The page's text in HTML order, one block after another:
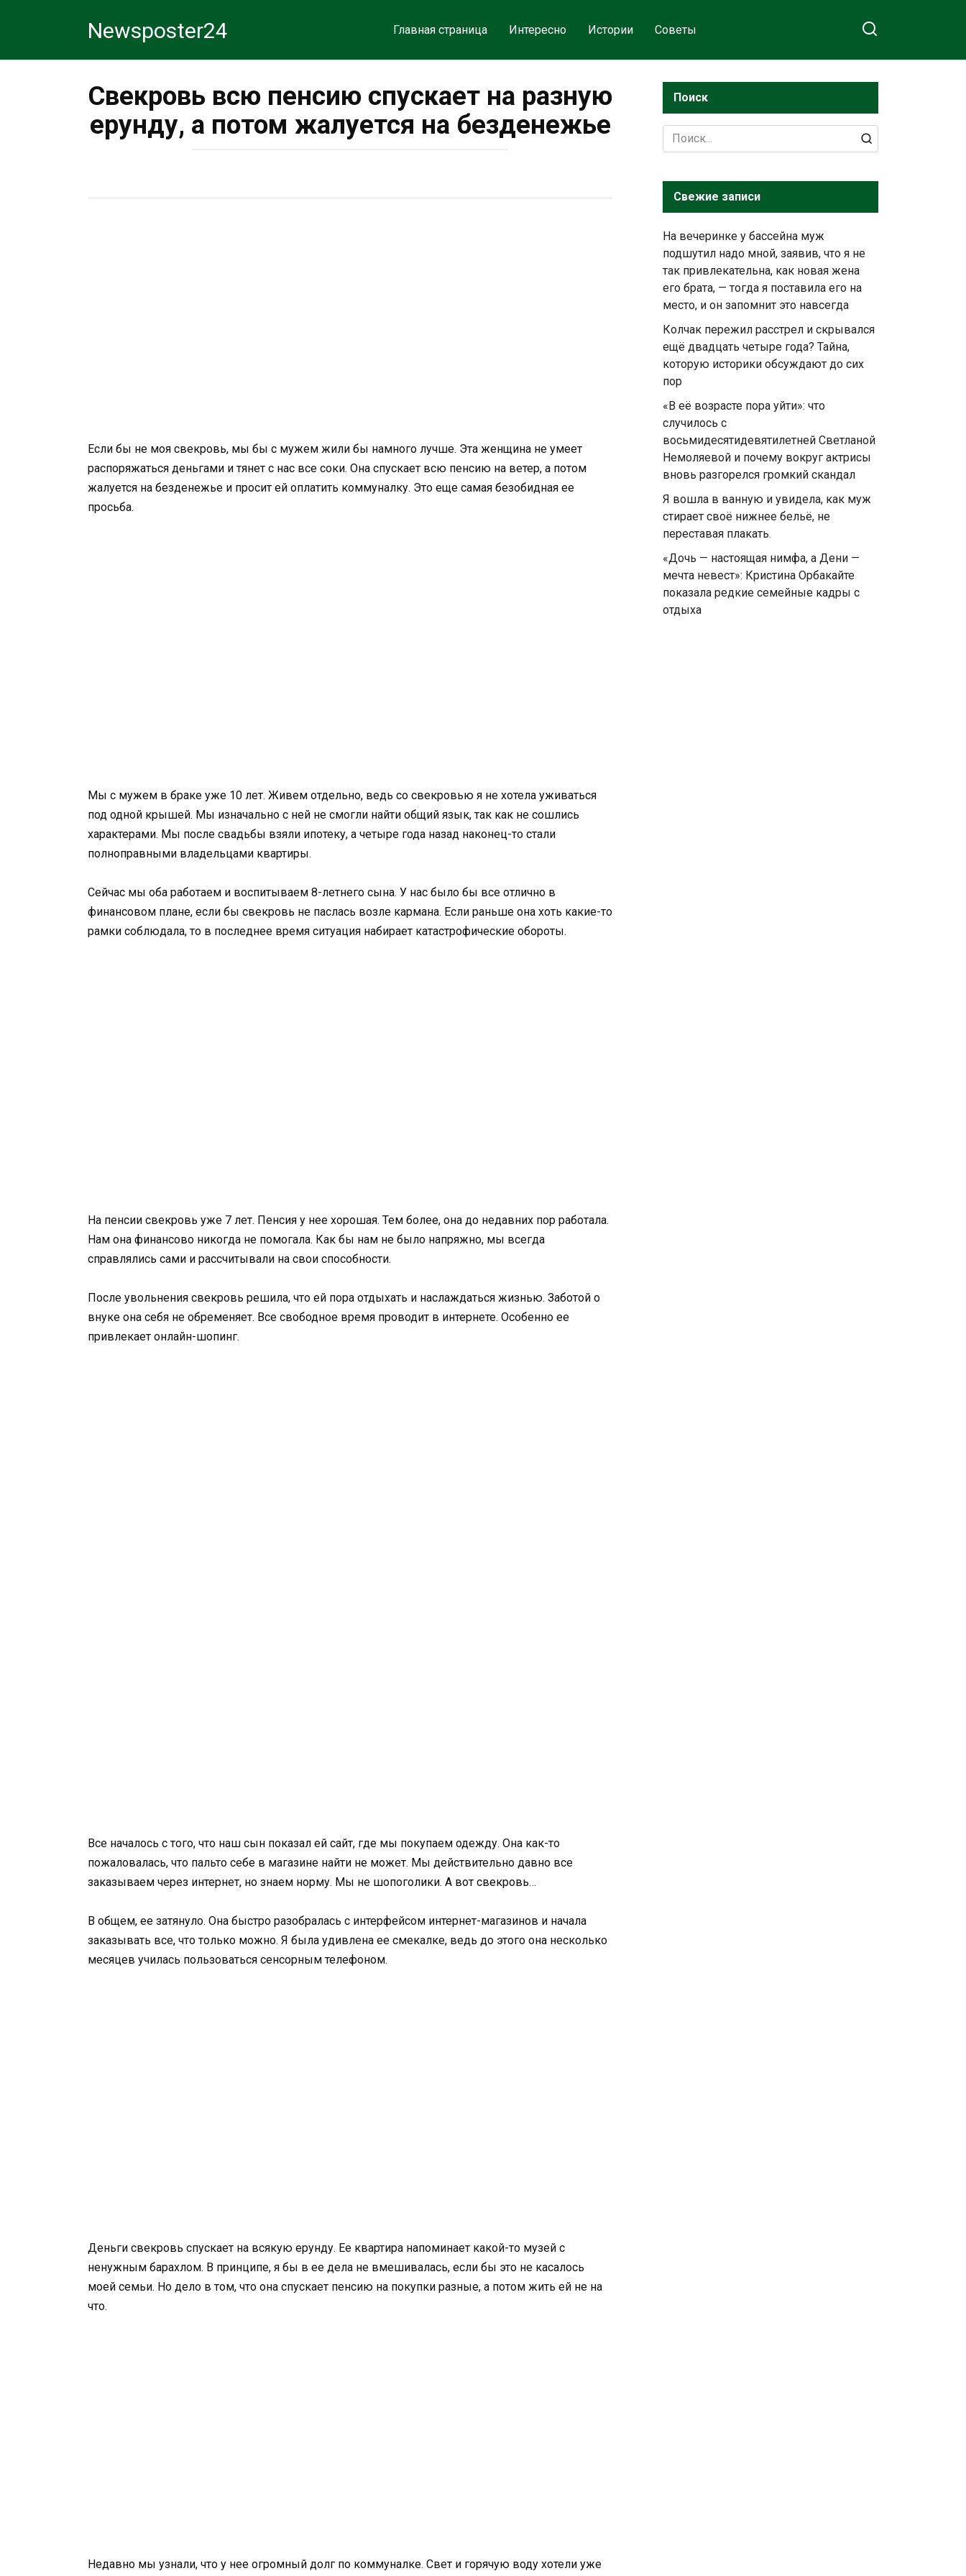
Newsposter24 Главная страница Интересно Истории Советы
Свекровь всю пенсию спускает на разную
ерунду, а потом жалуется на безденежье
Если бы не моя свекровь, мы бы с мужем жили бы намного лучше. Эта женщина не умеет
распоряжаться деньгами и тянет с нас все соки. Она спускает всю пенсию на ветер, а потом
жалуется на безденежье и просит ей оплатить коммуналку. Это еще самая безобидная ее
просьба.
Мы с мужем в браке уже 10 лет. Живем отдельно, ведь со свекровью я не хотела уживаться
под одной крышей. Мы изначально с ней не смогли найти общий язык, так как не сошлись
характерами. Мы после свадьбы взяли ипотеку, а четыре года назад наконец-то стали
полноправными владельцами квартиры.
Сейчас мы оба работаем и воспитываем 8-летнего сына. У нас было бы все отлично в
финансовом плане, если бы свекровь не паслась возле кармана. Если раньше она хоть какие-то
рамки соблюдала, то в последнее время ситуация набирает катастрофические обороты.
На пенсии свекровь уже 7 лет. Пенсия у нее хорошая. Тем более, она до недавних пор работала.
Нам она финансово никогда не помогала. Как бы нам не было напряжно, мы всегда
справлялись сами и рассчитывали на свои способности.
После увольнения свекровь решила, что ей пора отдыхать и наслаждаться жизнью. Заботой о
внуке она себя не обременяет. Все свободное время проводит в интернете. Особенно ее
привлекает онлайн-шопинг.
Все началось с того, что наш сын показал ей сайт, где мы покупаем одежду. Она как-то
пожаловалась, что пальто себе в магазине найти не может. Мы действительно давно все
заказываем через интернет, но знаем норму. Мы не шопоголики. А вот свекровь…
В общем, ее затянуло. Она быстро разобралась с интерфейсом интернет-магазинов и начала
заказывать все, что только можно. Я была удивлена ее смекалке, ведь до этого она несколько
месяцев училась пользоваться сенсорным телефоном.
Деньги свекровь спускает на всякую ерунду. Ее квартира напоминает какой-то музей с
ненужным барахлом. В принципе, я бы в ее дела не вмешивалась, если бы это не касалось
моей семьи. Но дело в том, что она спускает пенсию на покупки разные, а потом жить ей не на
что.
Недавно мы узнали, что у нее огромный долг по коммуналке. Свет и горячую воду хотели уже
Поиск
Search
for:
Свежие записи
На вечеринке у бассейна муж
подшутил надо мной, заявив, что я не
так привлекательна, как новая жена
его брата, — тогда я поставила его на
место, и он запомнит это навсегда
Колчак пережил расстрел и скрывался
ещё двадцать четыре года? Тайна,
которую историки обсуждают до сих
пор
«В её возрасте пора уйти»: что
случилось с
восьмидесятидевятилетней Светланой
Немоляевой и почему вокруг актрисы
вновь разгорелся громкий скандал
Я вошла в ванную и увидела, как муж
стирает своё нижнее бельё, не
переставая плакать.
«Дочь — настоящая нимфа, а Дени —
мечта невест»: Кристина Орбакайте
показала редкие семейные кадры с
отдыха